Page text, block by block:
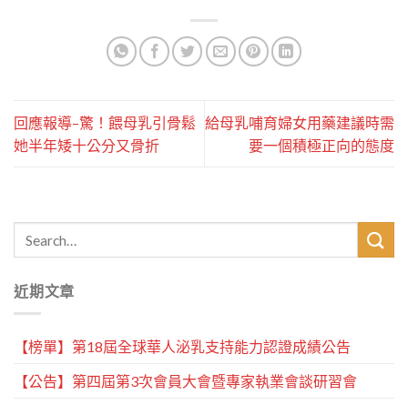
回應報導–驚！餵母乳引骨鬆
她半年矮十公分又骨折
給母乳哺育婦女用藥建議時需
要一個積極正向的態度
近期文章
【榜單】第18屆全球華人泌乳支持能力認證成績公告
【公告】第四屆第3次會員大會暨專家執業會談研習會